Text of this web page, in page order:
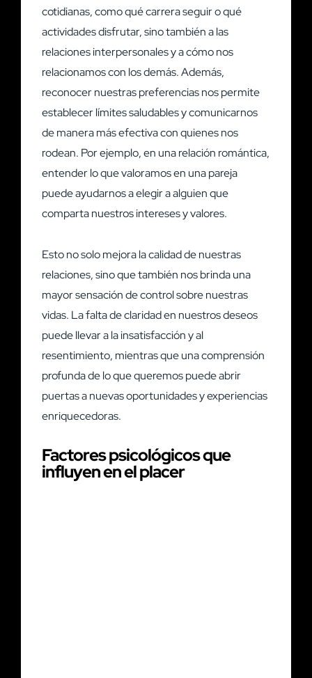
cotidianas, como qué carrera seguir o qué
actividades disfrutar, sino también a las
relaciones interpersonales y a cómo nos
relacionamos con los demás. Además,
reconocer nuestras preferencias nos permite
establecer límites saludables y comunicarnos
de manera más efectiva con quienes nos
rodean. Por ejemplo, en una relación romántica,
entender lo que valoramos en una pareja
puede ayudarnos a elegir a alguien que
comparta nuestros intereses y valores.
Esto no solo mejora la calidad de nuestras
relaciones, sino que también nos brinda una
mayor sensación de control sobre nuestras
vidas. La falta de claridad en nuestros deseos
puede llevar a la insatisfacción y al
resentimiento, mientras que una comprensión
profunda de lo que queremos puede abrir
puertas a nuevas oportunidades y experiencias
enriquecedoras.
Factores psicológicos que
influyen en el placer